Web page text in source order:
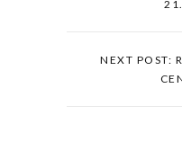
NEXT POST: